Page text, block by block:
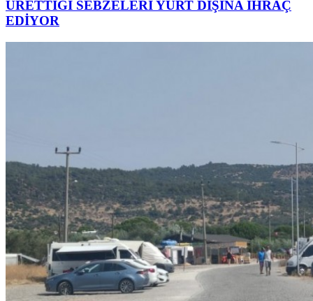
ÜRETTİĞİ SEBZELERİ YURT DIŞINA İHRAÇ
EDİYOR